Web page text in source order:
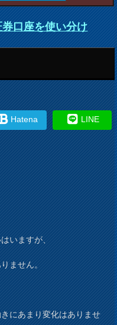
口座を使い分け
Hatena LINE
いますが、
ません。
にあまり変化はありませ